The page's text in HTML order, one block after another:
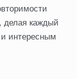
делая каждый
интересным